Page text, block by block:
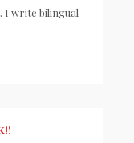
I write bilingual